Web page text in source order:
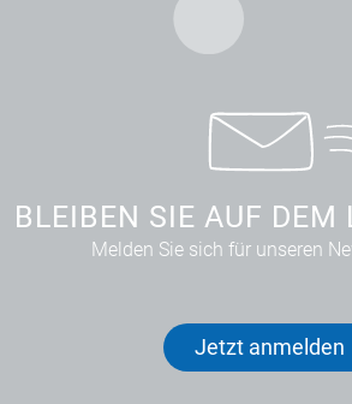
BLEIBEN SIE AUF DEM
Melden Sie sich für unseren
Jetzt anmelden